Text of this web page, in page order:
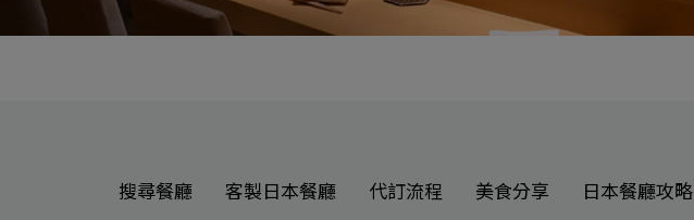
搜尋餐廳 客製日本餐廳 代訂流程 美食分享 日本餐廳攻略